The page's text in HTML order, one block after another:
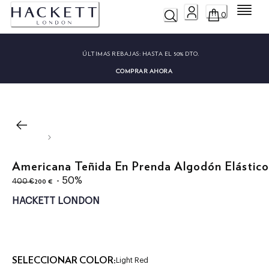
0 Menú
ÚLTIMAS REBAJAS: HASTA EL 50% DTO.
COMPRAR AHORA
Americana Teñida En Prenda Algodón Elástico
400 €
original price 400 €
200 €
precio actual 200 €
- 50%
HACKETT LONDON
SELECCIONAR COLOR: Light Red